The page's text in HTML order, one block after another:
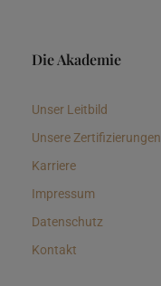
Die Akademie
Unser Leitbild
Unsere Zertifizierungen
Karriere
Impressum
Datenschutz
Kontakt